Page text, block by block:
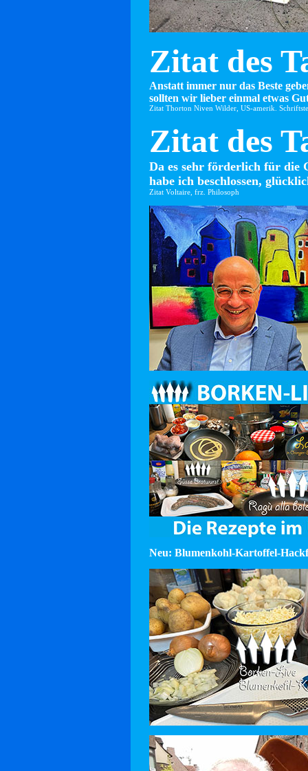
Zitat des
Anstatt immer nur das Beste
sollten wir lieber einmal etwas
Zitat Thorton Niven Wilder, US-amerik.
Zitat des
Da es sehr förderlich für die
habe ich beschlossen,
Zitat Voltaire, frz. Philosoph
Neu: Blumenkohl-Kartoffel-